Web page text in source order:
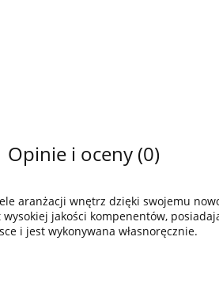
Opinie i oceny (0)
aranżacji wnętrz dzięki swojemu
jakości kompenentów,
i jest wykonywana własnoręcznie.